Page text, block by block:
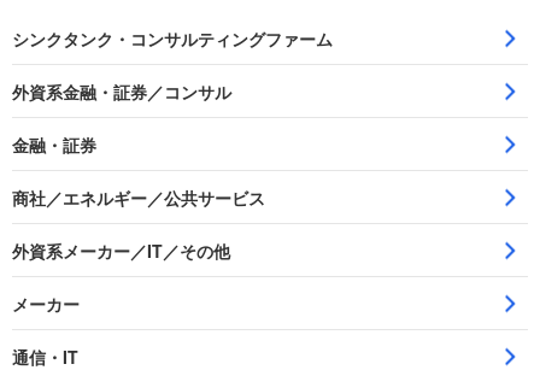
シンクタンク・コンサルティングファーム
外資系金融・証券／コンサル
金融・証券
商社／エネルギー／公共サービス
外資系メーカー／IT／その他
メーカー
通信・IT